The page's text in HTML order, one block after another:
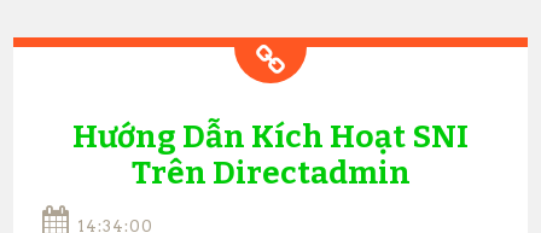
Hướng Dẫn Kích Hoạt SNI
Trên Directadmin
14:34:00